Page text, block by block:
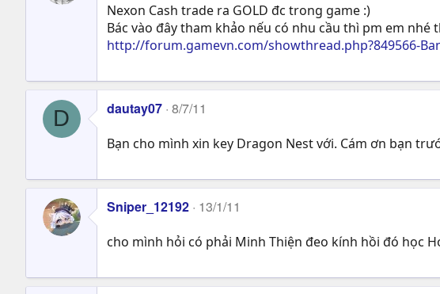
Nexon Cash trade ra GOLD đc trong game :)
Bác vào đây tham khảo nếu có nhu cầu thì pm em nhé
http://forum.gamevn.com/showthread.php?849566-
D dautay07 8/7/11
Bạn cho mình xin key Dragon Nest với. Cám ơn bạn
Sniper_12192 13/1/11
cho mình hỏi có phải Minh Thiện đeo kính hồi đó học